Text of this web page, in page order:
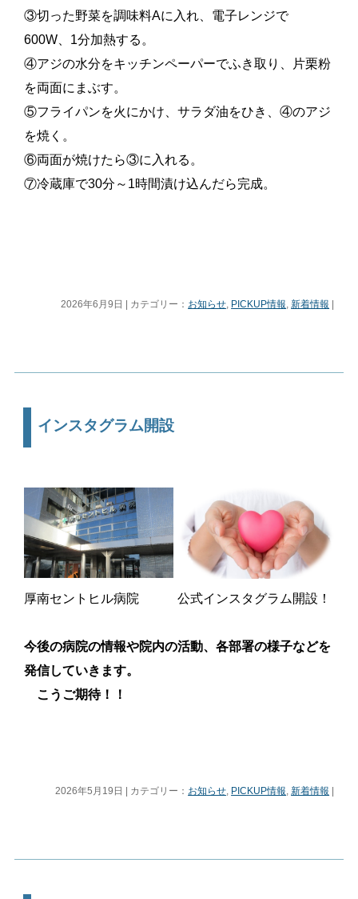
③切った野菜を調味料Aに入れ、電子レンジで
600W、1分加熱する。
④アジの水分をキッチンペーパーでふき取り、片栗粉
を両面にまぶす。
⑤フライパンを火にかけ、サラダ油をひき、④のアジ
を焼く。
⑥両面が焼けたら③に入れる。
⑦冷蔵庫で30分～1時間漬け込んだら完成。
2026年6月9日 | カテゴリー： お知らせ, PICKUP情報,新着情報
インスタグラム開設
厚南セントヒル病院 公式インスタグラム開設！
今後の病院の情報や院内の活動、各部署の様子などを
発信していきます。
こうご期待！！
2026年5月19日 | カテゴリー： お知らせ PICKUP情報 ,新着情報 |